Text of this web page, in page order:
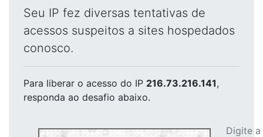
Seu IP fez diversas tentativas de
acessos suspeitos a sites hospedados
conosco.
Para liberar o acesso do IP 216.73.216.141,
responda ao desafio abaixo.
Digite